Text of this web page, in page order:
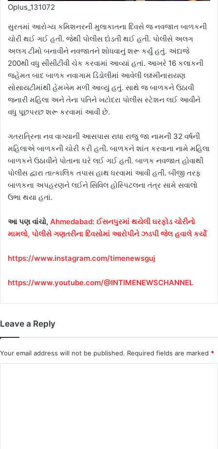
Oplus_131072
સુરતમાં આરોગ્ય કમિશનરની મુલાકાતના દિવસે જ નવજાત બાળકની
ચોરી થઈ ગઈ હતી. જેથી પોલીસ દોડતી થઈ હતી. પોલીસે અલગ
અલગ ટીમો બનાવીને નવજાતને શોધવાનું શરૂ કર્યું હતું. અંદાજે
200થી વધુ સીસીટીવી ચેક કરવામાં આવ્યાં હતાં. આખરે 16 કલાકની
જહેમત બાદ બાળક નવાગામ ડિંડોલીમાં આવેલી લક્ષ્મીનારાયણ
સોસાયટીમાંથી હેમખેમ મળી આવ્યું હતું. સાથે જ બાળકને ઉઠાવી
જનારી મહિલા અને તેના પતિને ખટોદરા પોલીસ સ્ટેશન લઈ આવીને
વધુ પૂછપરછ શરૂ કરવામાં આવી છે.
ગતરાત્રિના નવ વાગ્યાની આસપાસ રાધા રાજુ જા નામની 32 વર્ષની
મહિલાએ બાળકની ચોરી કરી હતી. બાળકને શાંત કરવાના નામે મહિલા
બાળકને ઉઠાવીને પોતાના ઘરે લઈ ગઈ હતી. બાળક નવજાત હોવાથી
પોલીસ દ્વારા તાત્કાલિક તપાસ હાથ ધરવામાં આવી હતી. બીજી તરફ
બાળકના અપહરણને લઈને સિવિલ હોસ્પિટલના તંત્ર સામે સવાલો
ઉભા થયા હતાં.
આ પણ વાંચો, Ahmedabad: ઈસનપુરમાં થયેલી ઘરફોડ ચોરીનો
મામલો, પોલીસે ગણતરીના દિવસોમાં આરોપીને ઝડપી જેલ હવાલે કર્યો
https://www.instagram.com/timenewsguj
https://www.youtube.com/@INTIMENEWSCHANNEL
Leave a Reply
Your email address will not be published. Required fields are marked *